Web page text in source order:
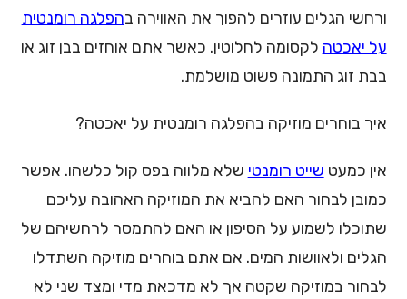
ורחשי הגלים עוזרים להפוך את האווירה בהפלגה רומנטית
על יאכטה לקסומה לחלוטין. כאשר אתם אוחזים בבן זוג או
בבת זוג התמונה פשוט מושלמת.
איך בוחרים מוזיקה בהפלגה רומנטית על יאכטה?
אין כמעט שייט רומנטי שלא מלווה בפס קול כלשהו. אפשר
כמובן לבחור האם להביא את המוזיקה האהובה עליכם
שתוכלו לשמוע על הסיפון או האם להתמסר לרחשיהם של
הגלים ולאוושות המים. אם אתם בוחרים מוזיקה השתדלו
לבחור במוזיקה שקטה אך לא מדכאת מדי ומצד שני לא